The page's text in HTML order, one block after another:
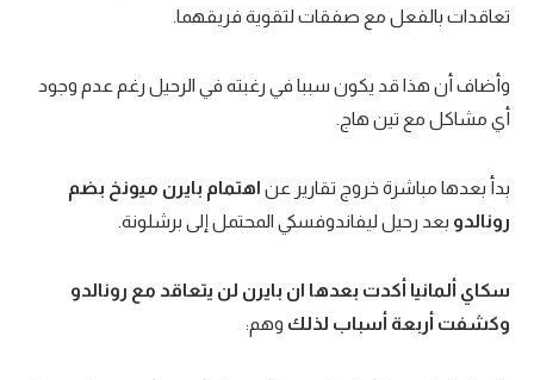
تعاقدات بالفعل مع صفقات لتقوية فريقهما.
وأضاف أن هذا قد يكون سببا في رغبته في الرحيل رغم عدم وجود
أي مشاكل مع تين هاج.
بدأ بعدها مباشرة خروج تقارير عن اهتمام بايرن ميونخ بضم
رونالدو بعد رحيل ليفاندوفسكي المحتمل إلى برشلونة.
سكاي ألمانيا أكدت بعدها ان بايرن لن يتعاقد مع رونالدو
وكشفت أربعة أسباب لذلك وهم: